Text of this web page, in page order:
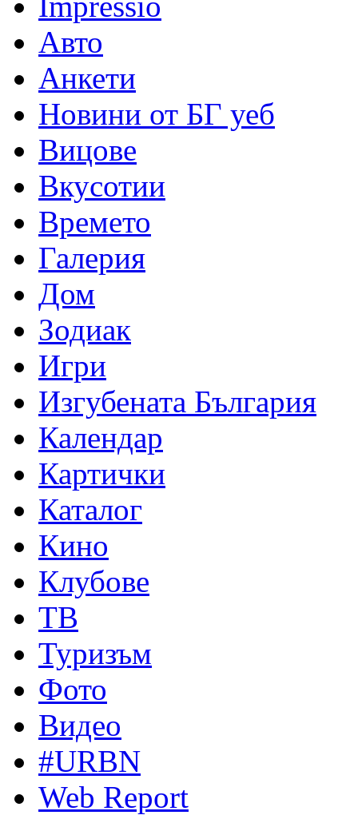
Авто
Анкети
Новини от БГ уеб
Вицове
Вкусотии
Времето
Галерия
Дом
Зодиак
Игри
Изгубената България
Календар
Картички
Каталог
Кино
Клубове
ТВ
Туризъм
Фото
Видео
#URBN
Web Report